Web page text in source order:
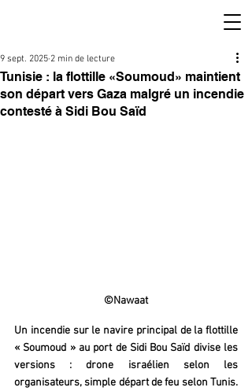
Tunisie : la flottille «Soumoud» maintient
son départ vers Gaza malgré un incendie
contesté à Sidi Bou Saïd
9 sept. 2025 2 min de lecture
©Nawaat
Un incendie sur le navire principal de la flottille
« Soumoud » au port de Sidi Bou Saïd divise les
versions : drone israélien selon les
organisateurs, simple départ de feu selon Tunis.